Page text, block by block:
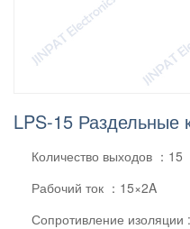
LPS-15 Раздельные
Количество выходов ：15
Рабочий ток ：15×2A
Сопротивление